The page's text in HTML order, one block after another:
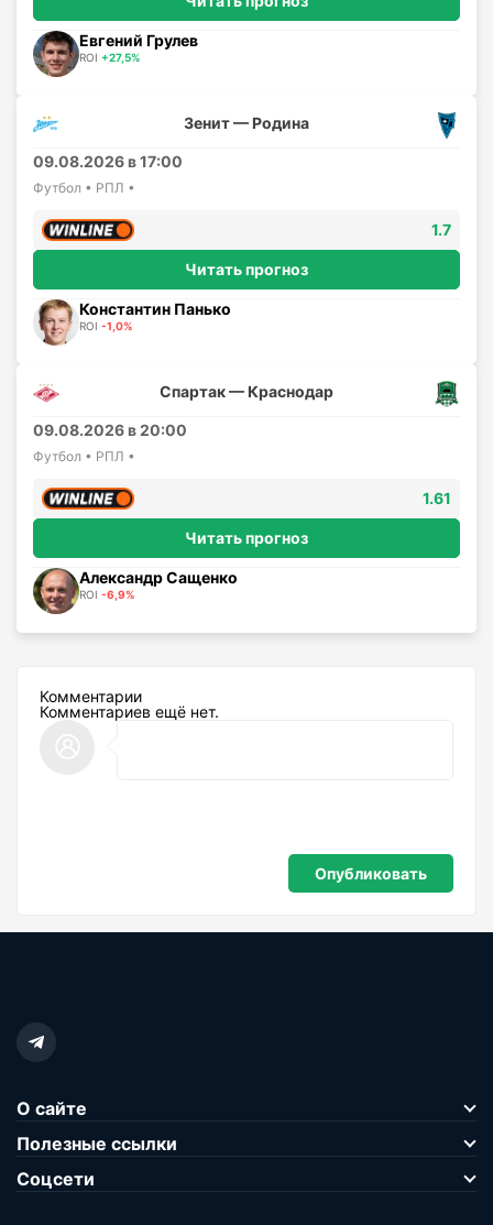
Евгений Грулев
ROI +27,5%
Зенит — Родина
09.08.2026 в 17:00
Футбол • РПЛ •
1.7
Читать прогноз
Константин Панько
ROI -1,0%
Спартак — Краснодар
09.08.2026 в 20:00
Футбол • РПЛ •
1.61
Читать прогноз
Александр Сащенко
ROI -6,9%
Комментарии
Комментариев ещё нет.
О сайте
Полезные ссылки
Соцсети